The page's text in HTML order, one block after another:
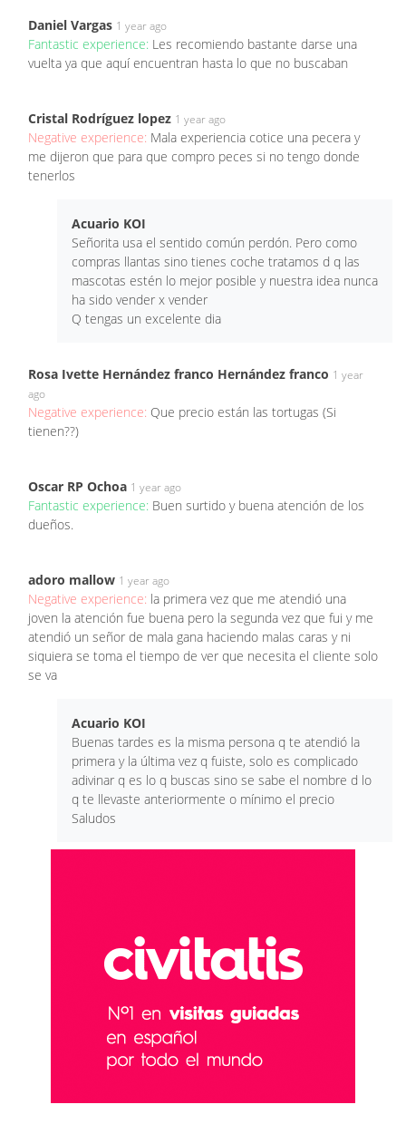
Daniel Vargas 1 year ago
Fantastic experience: Les recomiendo bastante darse una
vuelta ya que aquí encuentran hasta lo que no buscaban
Cristal Rodríguez lopez 1 year ago
Negative experience: Mala experiencia cotice una pecera y
me dijeron que para que compro peces si no tengo donde
tenerlos
Acuario KOI
Señorita usa el sentido común perdón. Pero como
compras llantas sino tienes coche tratamos d q las
mascotas estén lo mejor posible y nuestra idea nunca
ha sido vender x vender
Q tengas un excelente dia
Rosa Ivette Hernández franco Hernández franco 1 year
ago
Negative experience: Que precio están las tortugas (Si
tienen??)
Oscar RP Ochoa 1 year ago
Fantastic experience: Buen surtido y buena atención de los
dueños.
adoro mallow 1 year ago
Negative experience: la primera vez que me atendió una
joven la atención fue buena pero la segunda vez que fui y me
atendió un señor de mala gana haciendo malas caras y ni
siquiera se toma el tiempo de ver que necesita el cliente solo
se va
Acuario KOI
Buenas tardes es la misma persona q te atendió la
primera y la última vez q fuiste, solo es complicado
adivinar q es lo q buscas sino se sabe el nombre d lo
q te llevaste anteriormente o mínimo el precio
Saludos